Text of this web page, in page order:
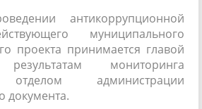
антикоррупционной
муниципального
проекта принимается главой
мониторинга
администрации
документа.